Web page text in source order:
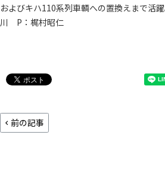
およびキハ110系列車輌への置換えまで
川 P：梶村昭仁
前の記事